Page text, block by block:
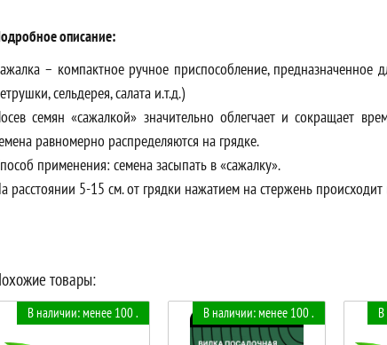
описание:
– компактное ручное приспособление,
сельдерея, салата и.т.д.)
семян «сажалкой» значительно облегчает и сокращает
равномерно распределяются на грядке.
применения: семена засыпать в «сажалку».
расстоянии 5-15 см. от грядки нажатием на стержень
товары:
В наличии: менее 100 . В наличии: менее 100 .